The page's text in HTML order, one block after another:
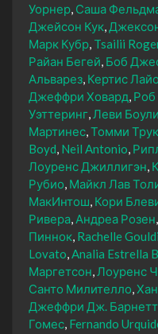
Уорнер Саша
Джейсон Кук
Марк Кубр Tsailii
Райан Бегей Боб
Альварез Кертис
Джеффри Ховард Роб
Уэттеринг Леви
Мартинес Томми
Boyd Neil Antonio
Лоуренс Джиллигэн
Рубио Майкл Лав
МакИнтош Кори
Ривера Андреа Розен
Пиннок Rachelle
Lovato Analia Estrella
Маргетсон Лоуренс
Санто Милителло
Джеффри Дж. Барнетт
Гомес Fernando